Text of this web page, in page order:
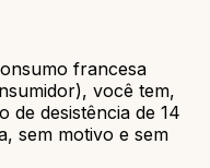
francesa
você tem,
de desistência de 14
sem motivo e sem